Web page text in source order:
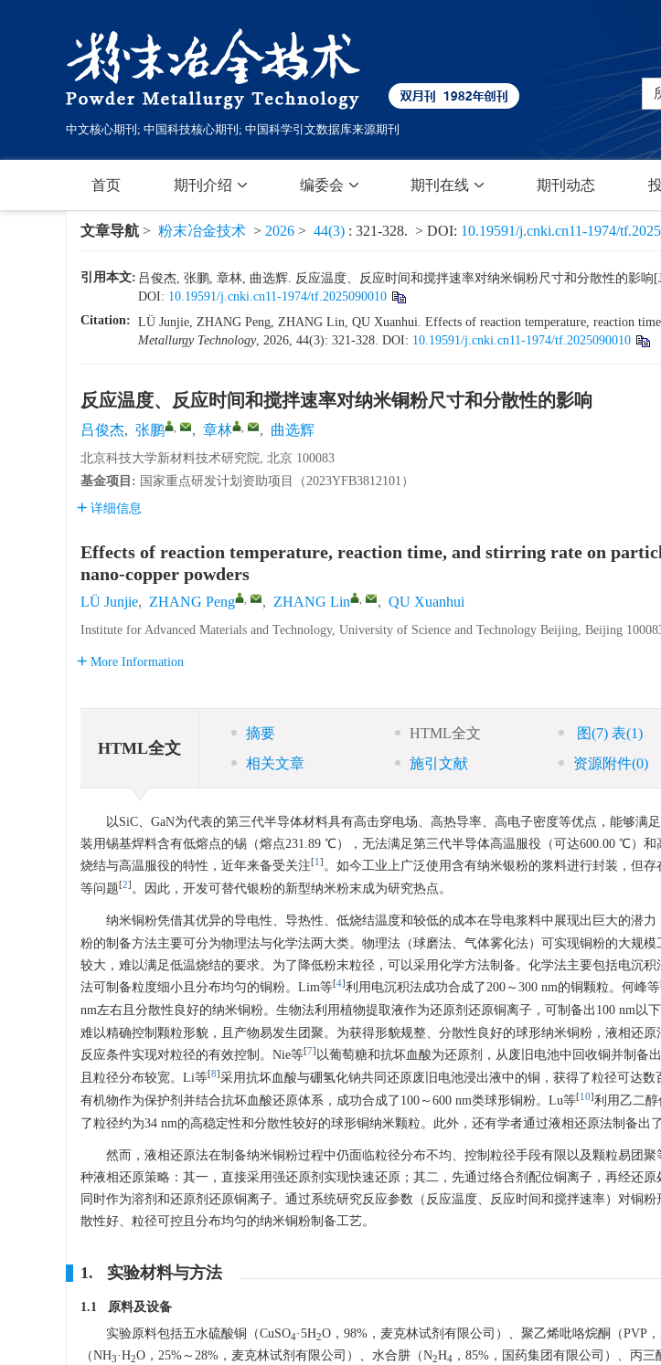
中文核心期刊; 中国科技核心期刊; 中国科学引文数据库来源期刊
首页 期刊介绍 编委会 期刊在线 期刊动态
文章导航 > 粉末冶金技术 > 2026 > 44(3) : 321-328. > DOI: 10.19591/j.cnki.cn11-1974/
引用本文: 吕俊杰, 张鹏, 章林, 曲选辉. 反应温度、反应时间和搅拌速率对纳米铜粉尺寸和分散性的影响
DOI: 10.19591/j.cnki.cn11-1974/tf.2025090010
Citation: LÜ Junjie, ZHANG Peng, ZHANG Lin, QU Xuanhui. Effects of reaction temperature, reaction
Metallurgy Technology, 2026, 44(3): 321-328. DOI: 10.19591/j.cnki.cn11-1974/tf.2025090010
反应温度、反应时间和搅拌速率对纳米铜粉尺寸和分散性的影响
吕俊杰, 张鹏 , , 章林 , , 曲选辉
北京科技大学新材料技术研究院, 北京 100083
基金项目: 国家重点研发计划资助项目（2023YFB3812101 ）
详细信息
Effects of reaction temperature, reaction time, and stirring rate on
nano-copper powders
LÜ Junjie, ZHANG Peng , , ZHANG Lin , , QU Xuanhui
Institute for Advanced Materials and Technology, University of Science and Technology Beijing, Beijing
More Information
HTML全文
摘要 HTML全文 图(7) 表(1)
相关文章
施引文献 资源附件(0)
以SiC、GaN为代表的第三代半导体材料具有高击穿电场、高热导率、高电子密度等优点，能够满
装用锡基焊料含有低熔点的锡（熔点231.89 ℃），无法满足第三代半导体高温服役（可达600.00 ℃）
烧结与高温服役的特性，近年来备受关注[1 ] 。如今工业上广泛使用含有纳米银粉的浆料进行封装，但
等问题[2] 。因此，开发可替代银粉的新型纳米粉末成为研究热点。
纳米铜粉凭借其优异的导电性、导热性、低烧结温度和较低的成本在导电浆料中展现出巨大的潜
粉的制备方法主要可分为物理法与化学法两大类。物理法（球磨法、气体雾化法）可实现铜粉的大规
较大，难以满足低温烧结的要求。为了降低粉末粒径，可以采用化学方法制备。化学法主要包括电沉
法可制备粒度细小且分布均匀的铜粉。Lim等[4]利用电沉积法成功合成了200～300 nm的铜颗粒。何峰等
nm左右且分散性良好的纳米铜粉。生物法利用植物提取液作为还原剂还原铜离子，可制备出100 nm以
难以精确控制颗粒形貌，且产物易发生团聚。为获得形貌规整、分散性良好的球形纳米铜粉，液相还
反应条件实现对粒径的有效控制。Nie等[7] 以葡萄糖和抗坏血酸为还原剂，从废旧电池中回收铜并制备
且粒径分布较宽。Li等[8]采用抗坏血酸与硼氢化钠共同还原废旧电池浸出液中的铜，获得了粒径可达数
有机物作为保护剂并结合抗坏血酸还原体系，成功合成了100～600 nm类球形铜粉。Lu等[10]利用乙二
了粒径约为34 nm的高稳定性和分散性较好的球形铜纳米颗粒。此外，还有学者通过液相还原法制备出
然而，液相还原法在制备纳米铜粉过程中仍面临粒径分布不均、控制粒径手段有限以及颗粒易团
种液相还原策略：其一，直接采用强还原剂实现快速还原；其二，先通过络合剂配位铜离子，再经还
同时作为溶剂和还原剂还原铜离子。通过系统研究反应参数（反应温度、反应时间和搅拌速率）对铜
散性好、粒径可控且分布均匀的纳米铜粉制备工艺。
1. 实验材料与方法
1.1 原料及设备
实验原料包括五水硫酸铜（CuSO4·5H2O，98%，麦克林试剂有限公司）、聚乙烯吡咯烷酮（PVP
（NH3·H2O，25%～28%，麦克林试剂有限公司）、水合肼（N2H4 ，85%，国药集团有限公司）、丙三